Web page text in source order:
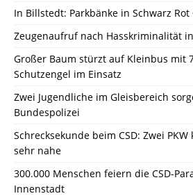
In Billstedt: Parkbänke in Schwarz
Zeugenaufruf nach Hasskriminalität
Großer Baum stürzt auf Kleinbus mit
Schutzengel im Einsatz
Zwei Jugendliche im Gleisbereich
Bundespolizei
Schrecksekunde beim CSD: Zwei
sehr nahe
300.000 Menschen feiern die CSD-
Innenstadt